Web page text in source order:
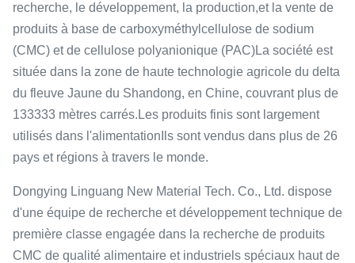
recherche, le développement, la production,et la vente de
produits à base de carboxyméthylcellulose de sodium
(CMC) et de cellulose polyanionique (PAC)La société est
située dans la zone de haute technologie agricole du delta
du fleuve Jaune du Shandong, en Chine, couvrant plus de
133333 mètres carrés.Les produits finis sont largement
utilisés dans l'alimentationIls sont vendus dans plus de 26
pays et régions à travers le monde.
Dongying Linguang New Material Tech. Co., Ltd. dispose
d'une équipe de recherche et développement technique de
première classe engagée dans la recherche de produits
CMC de qualité alimentaire et industriels spéciaux haut de